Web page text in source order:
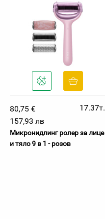
80,75 €
17.37т.
157,93 лв
Микронидлинг ролер за лице
и тяло 9 в 1 - розов